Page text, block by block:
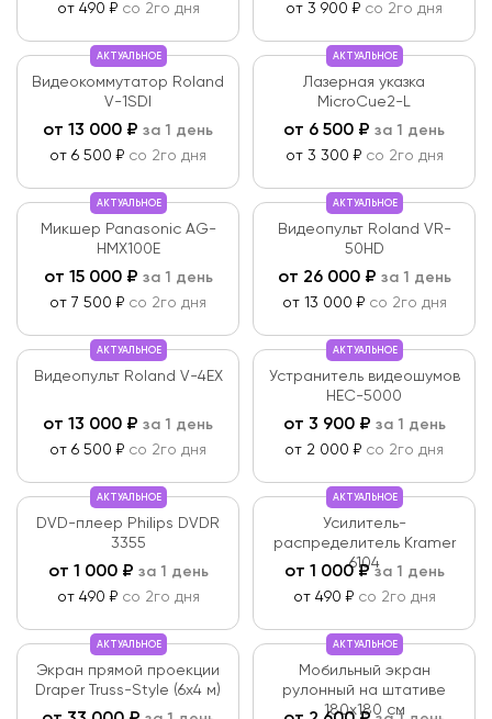
от 490 ₽ со 2го дня
от 3 900 ₽ со 2го дня
АКТУАЛЬНОЕ
Видеокоммутатор Roland
V-1SDI
от 13 000 ₽ за 1 день
от 6 500 ₽ со 2го дня
АКТУАЛЬНОЕ
Лазерная указка
MicroCue2-L
от 6 500 ₽ за 1 день
от 3 300 ₽ со 2го дня
АКТУАЛЬНОЕ
Микшер Panasonic AG-
HMX100E
от 15 000₽ за 1 день
от 7 500 ₽ со 2го дня
АКТУАЛЬНОЕ
Видеопульт Roland VR-
50HD
от 26 000₽ за 1 день
от 13 000 ₽ со 2го дня
АКТУАЛЬНОЕ
Видеопульт Roland V-4EX
от 13 000 ₽ за 1 день
от 6 500 ₽ со 2го дня
АКТУАЛЬНОЕ
Устранитель видеошумов
HEC-5000
от 3 900₽ за 1 день
от 2 000 ₽ со 2го дня
АКТУАЛЬНОЕ
DVD-плеер Philips DVDR
3355
от 1 000₽ за 1 день
от 490 ₽ со 2го дня
АКТУАЛЬНОЕ
Усилитель-
распределитель Kramer
6104
от 1 000₽ за 1 день
от 490 ₽ со 2го дня
АКТУАЛЬНОЕ
Экран прямой проекции
Draper Truss-Style (6х4 м)
АКТУАЛЬНОЕ
Мобильный экран
рулонный на штативе
180х180 см